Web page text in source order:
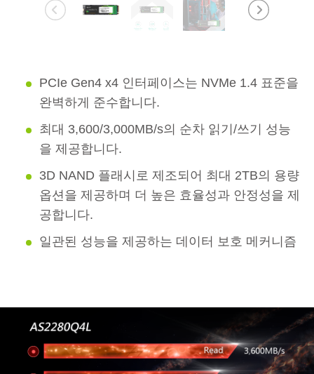
PCIe Gen4 x4 인터페이스는 NVMe 1.4 표준을
완벽하게 준수합니다.
최대 3,600/3,000MB/s의 순차 읽기/쓰기 성능
을 제공합니다.
3D NAND 플래시로 제조되어 최대 2TB의 용량
옵션을 제공하며 더 높은 효율성과 안정성을 제
공합니다.
일관된 성능을 제공하는 데이터 보호 메커니즘